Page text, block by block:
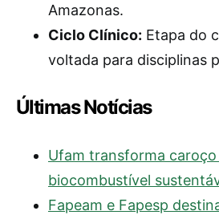
Amazonas.
Ciclo Clínico: Etapa do
voltada para disciplinas
Últimas Notícias
Ufam transforma
biocombustível
Fapeam e Fapesp